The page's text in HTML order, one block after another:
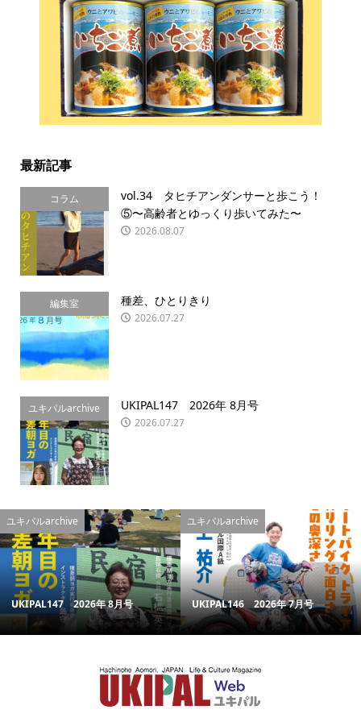
最新記事
コラム
vol.34 タヒチアンダンサーと歩こう！
⑤〜高齢者とゆっくり歩いてみた〜
2026.08.07
編集室 種差、ひとりきり
2026.07.27
ユキパルarchive UKIPAL147 2026年 8月号
2026.07.27
ユキパルarchive
UKIPAL147 2026年 8月号
ユキパルarchive
UKIPAL146 2026年 7月号